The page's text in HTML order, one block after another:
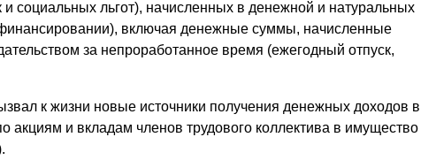
социальных льгот), начисленных в денежной и натуральных
включая денежные суммы, начисленные
за непроработанное время (ежегодный отпуск,
к жизни новые источники получения денежных доходов в
акциям и вкладам членов трудового коллектива в имущество